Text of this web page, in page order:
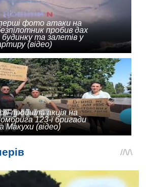
фото атаки на
пробив дах
та залетів у
(відео)
пройшла акція на
123-ї бригади
Макухи (відео)